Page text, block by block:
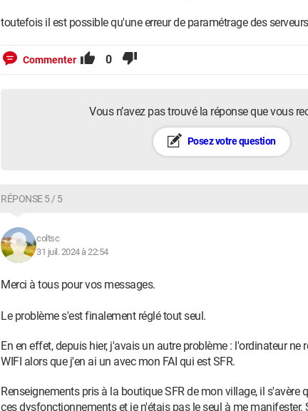
toutefois il est possible qu'une erreur de paramétrage des
Commenter 0
Vous n’avez pas trouvé la réponse que vous
Posez votre question
RÉPONSE 5 / 5
coltsc
31 juil. 2024 à 22:54
Merci à tous pour vos messages.
Le problème s'est finalement réglé tout seul.
En en effet, depuis hier, j'avais un autre problème : l'ordinateur ne
WIFI alors que j'en ai un avec mon FAI qui est SFR.
Renseignements pris à la boutique SFR de mon village, il s'avère
ces dysfonctionnements et je n'étais pas le seul à me manifester.